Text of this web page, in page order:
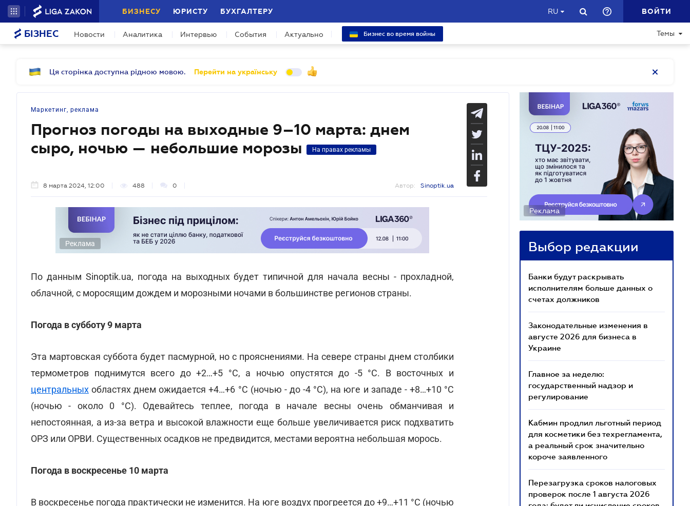
БИЗНЕСУ ЮРИСТУ БУХГАЛТЕРУ RU ВОЙТИ
БІЗНЕС Новости Аналитика Интервью События Актуально Бизнес во время войны Темы
Ця сторінка доступна рідною мовою. Перейти на українську
Маркетинг, реклама
Прогноз погоды на выходные 9–10 марта: днем
сыро, ночью — небольшие морозы
На правах рекламы
8 марта 2024, 12:00 488 0 Автор: Sinoptik.ua
Реклама
По данным Sinoptik.ua, погода на выходных будет типичной для начала весны - прохладной,
облачной, с моросящим дождем и морозными ночами в большинстве регионов страны.
Погода в субботу 9 марта
Эта мартовская суббота будет пасмурной, но с прояснениями. На севере страны днем столбики
термометров поднимутся всего до +2…+5 °С, а ночью опустятся до -5 °С. В восточных и
центральных областях днем ожидается +4…+6 °С (ночью - до -4 °С), на юге и западе - +8…+10 °С
(ночью - около 0 °С). Одевайтесь теплее, погода в начале весны очень обманчивая и
непостоянная, а из-за ветра и высокой влажности еще больше увеличивается риск подхватить
ОРЗ или ОРВИ. Существенных осадков не предвидится, местами вероятна небольшая морось.
Погода в воскресенье 10 марта
В воскресенье погода практически не изменится. На юге воздух прогреется до +9…+11 °С (ночью
Реклама
Выбор редакции
Банки будут раскрывать
исполнителям больше данных о
счетах должников
Законодательные изменения в
августе 2026 для бизнеса в
Украине
Главное за неделю:
государственный надзор и
регулирование
Кабмин продлил льготный период
для косметики без техрегламента,
а реальный срок значительно
короче заявленного
Перезагрузка сроков налоговых
проверок после 1 августа 2026